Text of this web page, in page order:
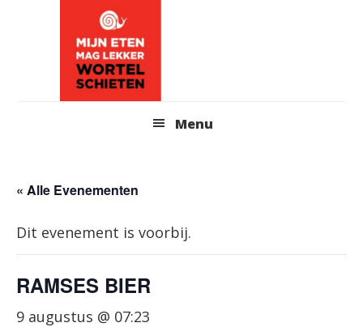
Menu
« Alle Evenementen
Dit evenement is voorbij.
RAMSES BIER
9 augustus @ 07:23